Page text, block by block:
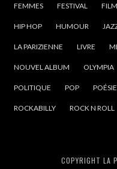
FEMMES FESTIVAL FILM
HIP HOP HUMOUR
LA PARIZIENNE LIVRE
NOUVEL ALBUM OLYMPIA
POLITIQUE POP POÉSIE
ROCKABILLY ROCK N ROLL
COPYRIGHT